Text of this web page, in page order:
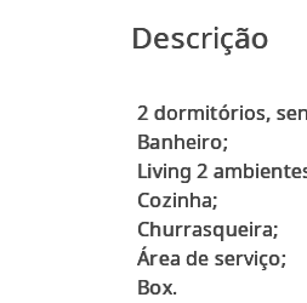
Descrição
2 dormitórios,
Banheiro;
Living 2
Cozinha;
Churrasqueira;
Área de serviço;
Box.